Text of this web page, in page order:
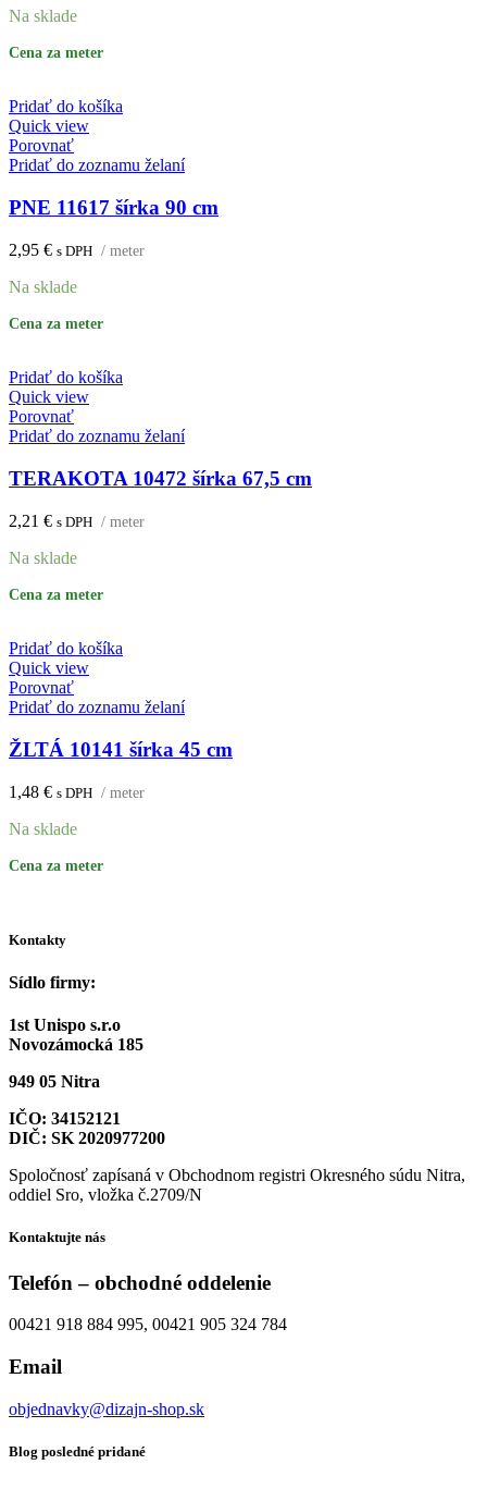
Na sklade
Cena za meter
Pridať do košíka
Quick view
Porovnať
Pridať do zoznamu želaní
PNE 11617 šírka 90 cm
2,95 € s DPH / meter
Na sklade
Cena za meter
Pridať do košíka
Quick view
Porovnať
Pridať do zoznamu želaní
TERAKOTA 10472 šírka 67,5 cm
2,21 € s DPH / meter
Na sklade
Cena za meter
Pridať do košíka
Quick view
Porovnať
Pridať do zoznamu želaní
ŽLTÁ 10141 šírka 45 cm
1,48 € s DPH / meter
Na sklade
Cena za meter
Kontakty
Sídlo firmy:
1st Unispo s.r.o
Novozámocká 185
949 05 Nitra
IČO: 34152121
DIČ: SK 2020977200
Spoločnosť zapísaná v Obchodnom registri Okresného súdu Nitra,
oddiel Sro, vložka č.2709/N
Kontaktujte nás
Telefón – obchodné oddelenie
00421 918 884 995, 00421 905 324 784
Email
objednavky@dizajn-shop.sk
Blog posledné pridané